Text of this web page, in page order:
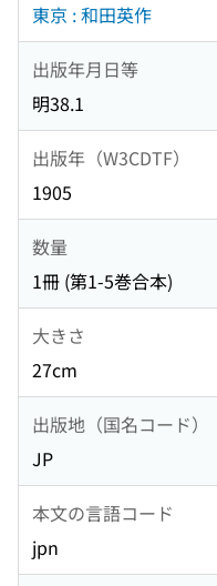
東京 : 和田英作
出版年月日等
明38.1
出版年（W3CDTF）
1905
数量
1冊 (第1-5巻合本)
大きさ
27cm
出版地（国名コード）
JP
本文の言語コード
jpn